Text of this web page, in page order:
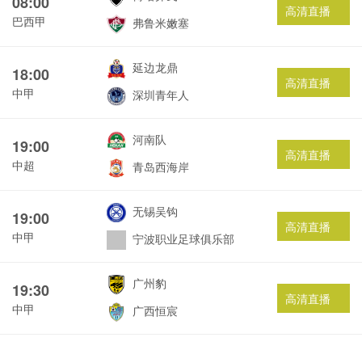
巴西甲
弗鲁米嫩塞
高清直播
18:00
中甲
延边龙鼎
深圳青年人
高清直播
19:00
中超
河南队
青岛西海岸
高清直播
19:00
中甲
无锡吴钩
宁波职业足球俱乐部
高清直播
19:30
中甲
广州豹
广西恒宸
高清直播